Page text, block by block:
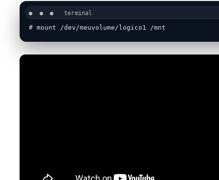
# mount /dev/meuvolume/logico1 /mnt